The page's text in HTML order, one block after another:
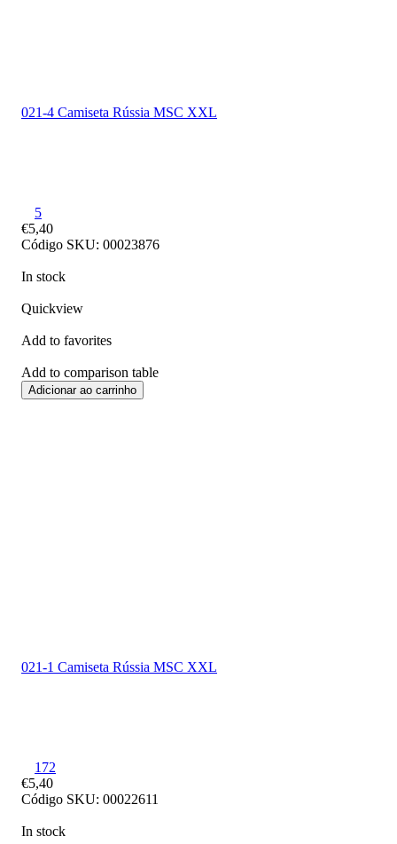
021-4 Camiseta Rússia MSC XXL
5
€5,40
Código SKU: 00023876
In stock
Quickview
Add to favorites
Add to comparison table
Adicionar ao carrinho
021-1 Camiseta Rússia MSC XXL
172
€5,40
Código SKU: 00022611
In stock